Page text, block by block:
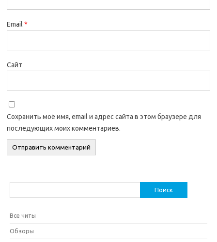
Email *
Сайт
Сохранить моё имя, email и адрес сайта в этом браузере для
последующих моих комментариев.
Все читы
Обзоры